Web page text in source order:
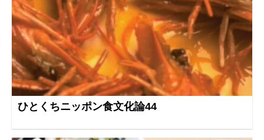
ひとくちニッポン食文化論44